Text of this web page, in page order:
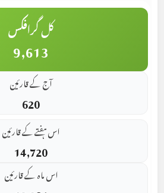
کل گرافکس
9,613
آج کے قارئین
620
اس ہفتے کے قارئین
14,720
اس ماہ کے قارئین